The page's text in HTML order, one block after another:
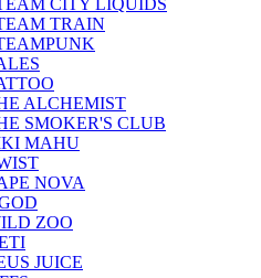
CITY LIQUIDS
TRAIN
ALCHEMIST
SMOKER'S CLUB
MAHU
NOVA
ZOO
JUICE